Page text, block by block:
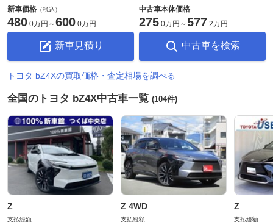
新車価格 （税込）
480.0万円 ～600.0万円
新車見積り
中古車本体価格
275.0万円 ～577.2万円
中古車を検索
トヨタ bZ4Xの買取価格・査定相場を調べる
全国のトヨタ bZ4X中古車一覧 (104件)
Z
支払総額
Z 4WD
支払総額
Z
支払総額